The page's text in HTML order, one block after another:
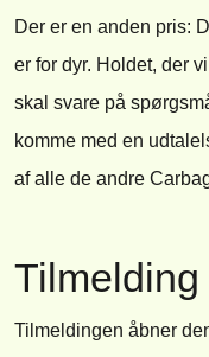
Der er en anden pris:
er for dyr. Holdet, der
skal svare på
komme med en
af alle de andre
Tilmelding
Tilmeldingen åbner